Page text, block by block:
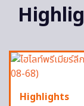
Highlights